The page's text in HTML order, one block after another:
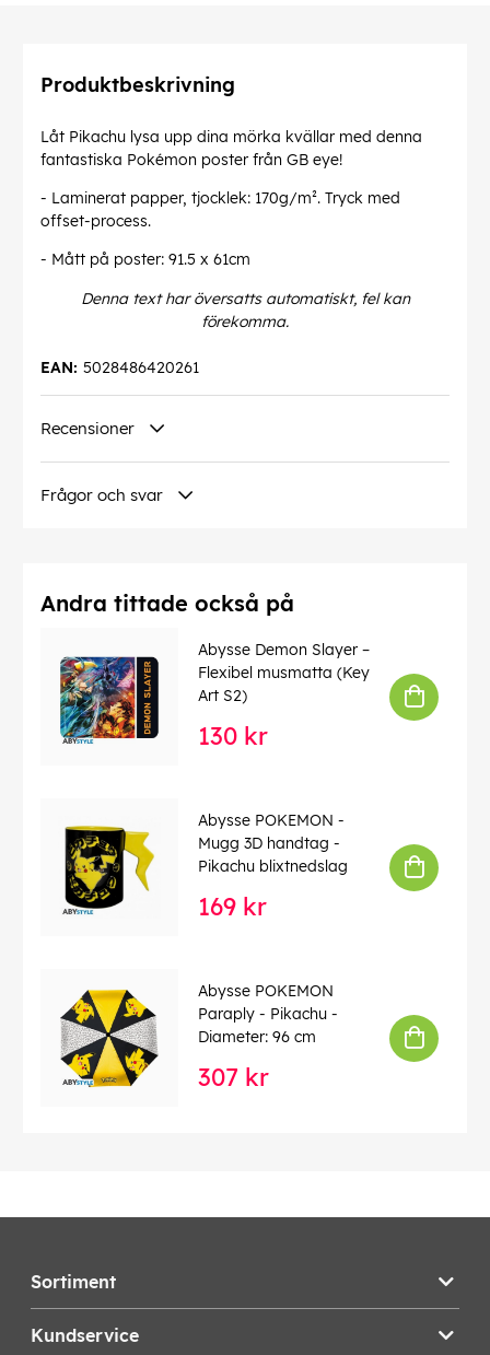
Produktbeskrivning
Låt Pikachu lysa upp dina mörka kvällar med denna
fantastiska Pokémon poster från GB eye!
- Laminerat papper, tjocklek: 170g/m². Tryck med
offset-process.
- Mått på poster: 91.5 x 61cm
Denna text har översatts automatiskt, fel kan
förekomma.
5028486420261
EAN:
Recensioner
Frågor och svar
Andra tittade också på
Abysse Demon Slayer –
Flexibel musmatta (Key
Art S2)
130 kr
Abysse POKEMON -
Mugg 3D handtag -
Pikachu blixtnedslag
169 kr
Abysse POKEMON
Paraply - Pikachu -
Diameter: 96 cm
307 kr
Sortiment
Kundservice